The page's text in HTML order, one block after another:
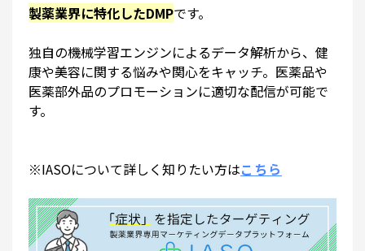
製薬業界に特化したDMPです。
独自の機械学習エンジンによるデータ解析から、健
康や美容に関する悩みや関心をキャッチ。医薬品や
医薬部外品のプロモーションに適切な配信が可能で
す。
※IASOについて詳しく知りたい方はこちら